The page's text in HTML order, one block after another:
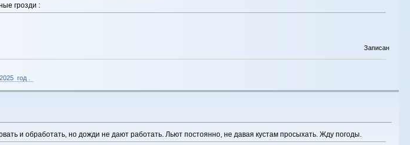
грозди :
Записан
год .
и обработать, но дожди не дают работать. Льют постоянно, не давая кустам просыхать. Жду погоды.